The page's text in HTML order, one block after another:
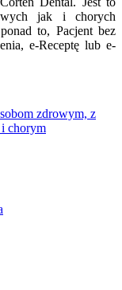
jak i chorych
to, Pacjent bez
e-Receptę lub e-
zdrowym, z
chorym